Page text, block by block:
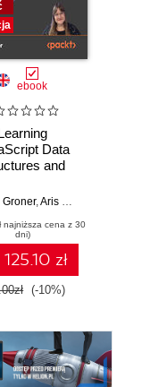
,Rob Percival
ebook
Data
and
your
JavaScript
-
Edition
Groner,Aris Markogiannakis
najniższa cena z 30
dni)
125.10 zł
(-10%)